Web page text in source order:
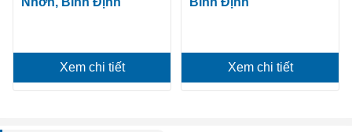
Xem chi tiết Xem chi tiết